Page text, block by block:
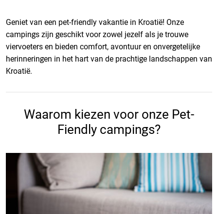
Geniet van een pet-friendly vakantie in Kroatië! Onze
campings zijn geschikt voor zowel jezelf als je trouwe
viervoeters en bieden comfort, avontuur en onvergetelijke
herinneringen in het hart van de prachtige landschappen van
Kroatië.
Waarom kiezen voor onze Pet-
Fiendly campings?